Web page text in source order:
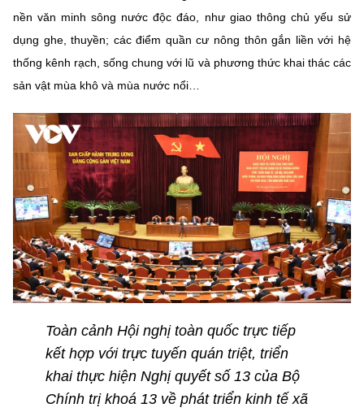
nền văn minh sông nước độc đáo, như giao thông chủ yếu sử
dụng ghe, thuyền; các điểm quần cư nông thôn gắn liền với hệ
thống kênh rạch, sống chung với lũ và phương thức khai thác các
sản vật mùa khô và mùa nước nổi…
Toàn cảnh Hội nghị toàn quốc trực tiếp
kết hợp với trực tuyến quán triệt, triển
khai thực hiện Nghị quyết số 13 của Bộ
Chính trị khoá 13 về phát triển kinh tế xã